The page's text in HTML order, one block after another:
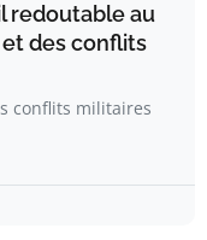
redoutable au
des conflits
conflits militaires